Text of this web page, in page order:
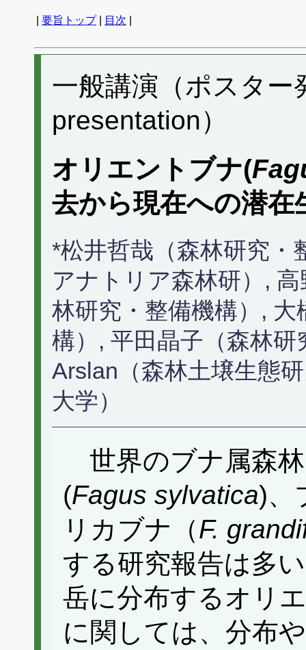
要旨トップ| 目次
一般講演（ポスタ
presentation）
オリエントブナ(
去から現在への潜在
*松井哲哉（森林研究・
アナトリア森林研）,
林研究・整備機構）,
構）, 平田晶子（森林
Arslan（森林土壌生態
大学）
世界のブナ属森
(Fagus sylvatica)、
リカブナ（F.
する研究報告は多
岳に分布するオリ
に関しては、分布